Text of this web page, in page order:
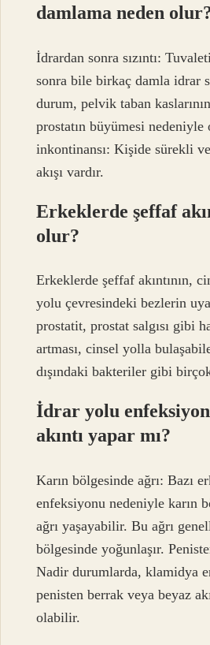
damlama neden
İdrardan sonra sızıntı:
sonra bile birkaç damla idrar
durum, pelvik taban
prostatın büyümesi nedeniyle
inkontinansı: Kişide sürekli
akışı vardır.
Erkeklerde şeffaf
olur?
Erkeklerde şeffaf akıntının,
yolu çevresindeki bezlerin
prostatit, prostat salgısı gibi
artması, cinsel yolla
dışındaki bakteriler gibi
İdrar yolu
akıntı yapar mı?
Karın bölgesinde ağrı: Bazı
enfeksiyonu nedeniyle karın
ağrı yaşayabilir. Bu ağrı
bölgesinde yoğunlaşır.
Nadir durumlarda, klamidya
penisten berrak veya beyaz
olabilir.